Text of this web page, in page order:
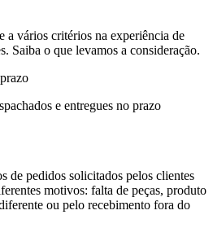
a vários critérios na experiência de
Saiba o que levamos a consideração.
e entregues no prazo
de pedidos solicitados pelos clientes
motivos: falta de peças, produto
ou pelo recebimento fora do